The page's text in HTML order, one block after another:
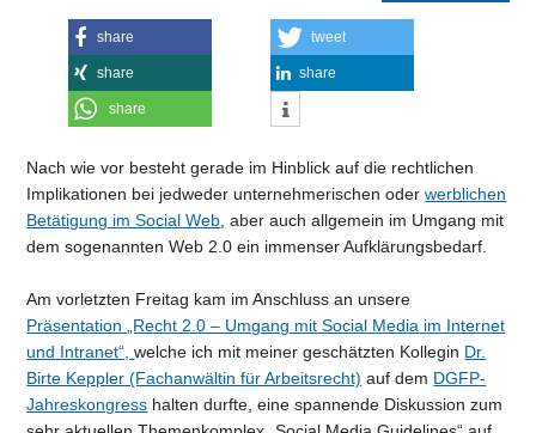
share tweet
share share
share
Nach wie vor besteht gerade im Hinblick auf die rechtlichen
Implikationen bei jedweder unternehmerischen oderwerblichen
Betätigung im Social Web , aber auch allgemein im Umgang mit
dem sogenannten Web 2.0 ein immenser Aufklärungsbedarf.
Am vorletzten Freitag kam im Anschluss an unsere
Präsentation „Recht 2.0 – Umgang mit Social Media im Internet
und Intranet“,welche ich mit meiner geschätzten Kollegin Dr.
Birte Keppler (Fachanwältin für Arbeitsrecht) auf dem DGFP-
Jahreskongress halten durfte, eine spannende Diskussion zum